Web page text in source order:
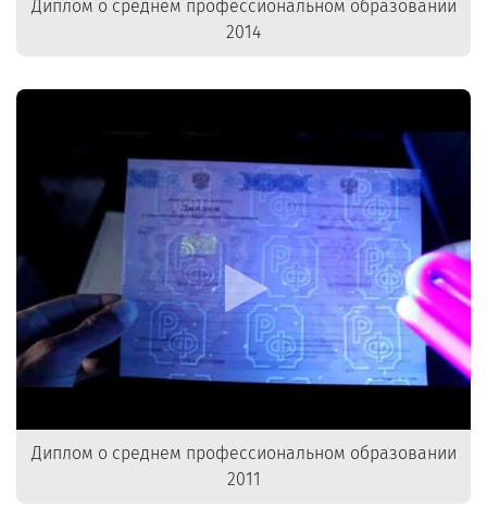
Диплом о среднем профессиональном образовании
2014
Диплом о среднем профессиональном образовании
2011